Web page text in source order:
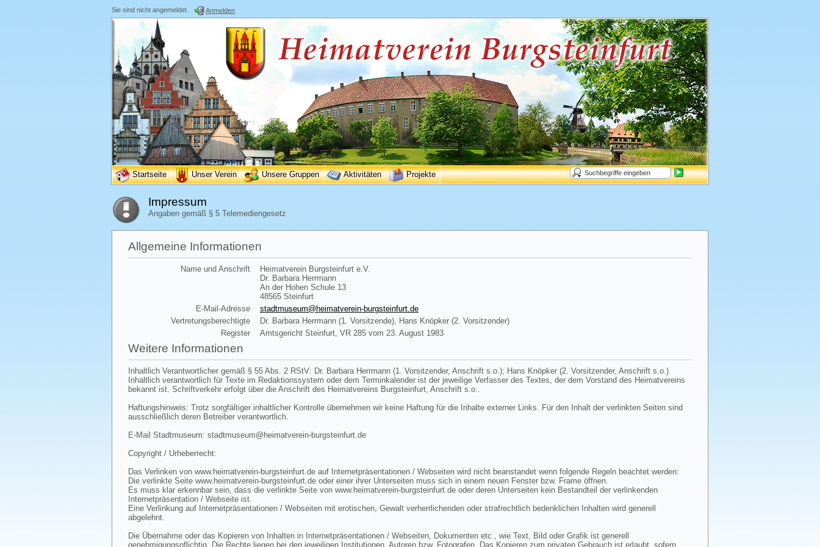
Sie sind nicht angemeldet. Anmelden
Startseite Unser Verein Unsere Gruppen Aktivitäten Projekte
Impressum
Angaben gemäß § 5 Telemediengesetz
Allgemeine Informationen
Name und Anschrift
Heimatverein Burgsteinfurt e.V.
Dr. Barbara Herrmann
An der Hohen Schule 13
48565 Steinfurt
E-Mail-Adresse
stadtmuseum@heimatverein-burgsteinfurt.de
Vertretungsberechtigte
Dr. Barbara Herrmann (1. Vorsitzende), Hans Knöpker (2. Vorsitzender)
Register
Amtsgericht Steinfurt, VR 285 vom 23. August 1983
Weitere Informationen
Inhaltlich Verantwortlicher gemäß § 55 Abs. 2 RStV: Dr. Barbara Herrmann (1. Vorsitzender, Anschrift s.o.); Hans Knöpker (2. Vorsitzender, Anschrift s.o.)
Inhaltlich verantwortlich für Texte im Redaktionssystem oder dem Terminkalender ist der jeweilige Verfasser des Textes, der dem Vorstand des Heimatvereins
bekannt ist. Schriftverkehr erfolgt über die Anschrift des Heimatvereins Burgsteinfurt, Anschrift s.o..
Haftungshinweis: Trotz sorgfältiger inhaltlicher Kontrolle übernehmen wir keine Haftung für die Inhalte externer Links. Für den Inhalt der verlinkten Seiten sind
ausschließlich deren Betreiber verantwortlich.
E-Mail Stadtmuseum: stadtmuseum@heimatverein-burgsteinfurt.de
Copyright / Urheberrecht:
Das Verlinken von www.heimatverein-burgsteinfurt.de auf Internetpräsentationen / Webseiten wird nicht beanstandet wenn folgende Regeln beachtet werden:
Die verlinkte Seite www.heimatverein-burgsteinfurt.de oder einer ihrer Unterseiten muss sich in einem neuen Fenster bzw. Frame öffnen.
Es muss klar erkennbar sein, dass die verlinkte Seite von www.heimatverein-burgsteinfurt.de oder deren Unterseiten kein Bestandteil der verlinkenden
Internetpräsentation / Webseite ist.
Eine Verlinkung auf Internetpräsentationen / Webseiten mit erotischen, Gewalt verherrlichenden oder strafrechtlich bedenklichen Inhalten wird generell
abgelehnt.
Die Übernahme oder das Kopieren von Inhalten in Internetpräsentationen / Webseiten, Dokumenten etc., wie Text, Bild oder Grafik ist generell
genehmigungspflichtig. Die Rechte liegen bei den jeweiligen Institutionen, Autoren bzw. Fotografen. Das Kopieren zum privaten Gebrauch ist erlaubt, sofern